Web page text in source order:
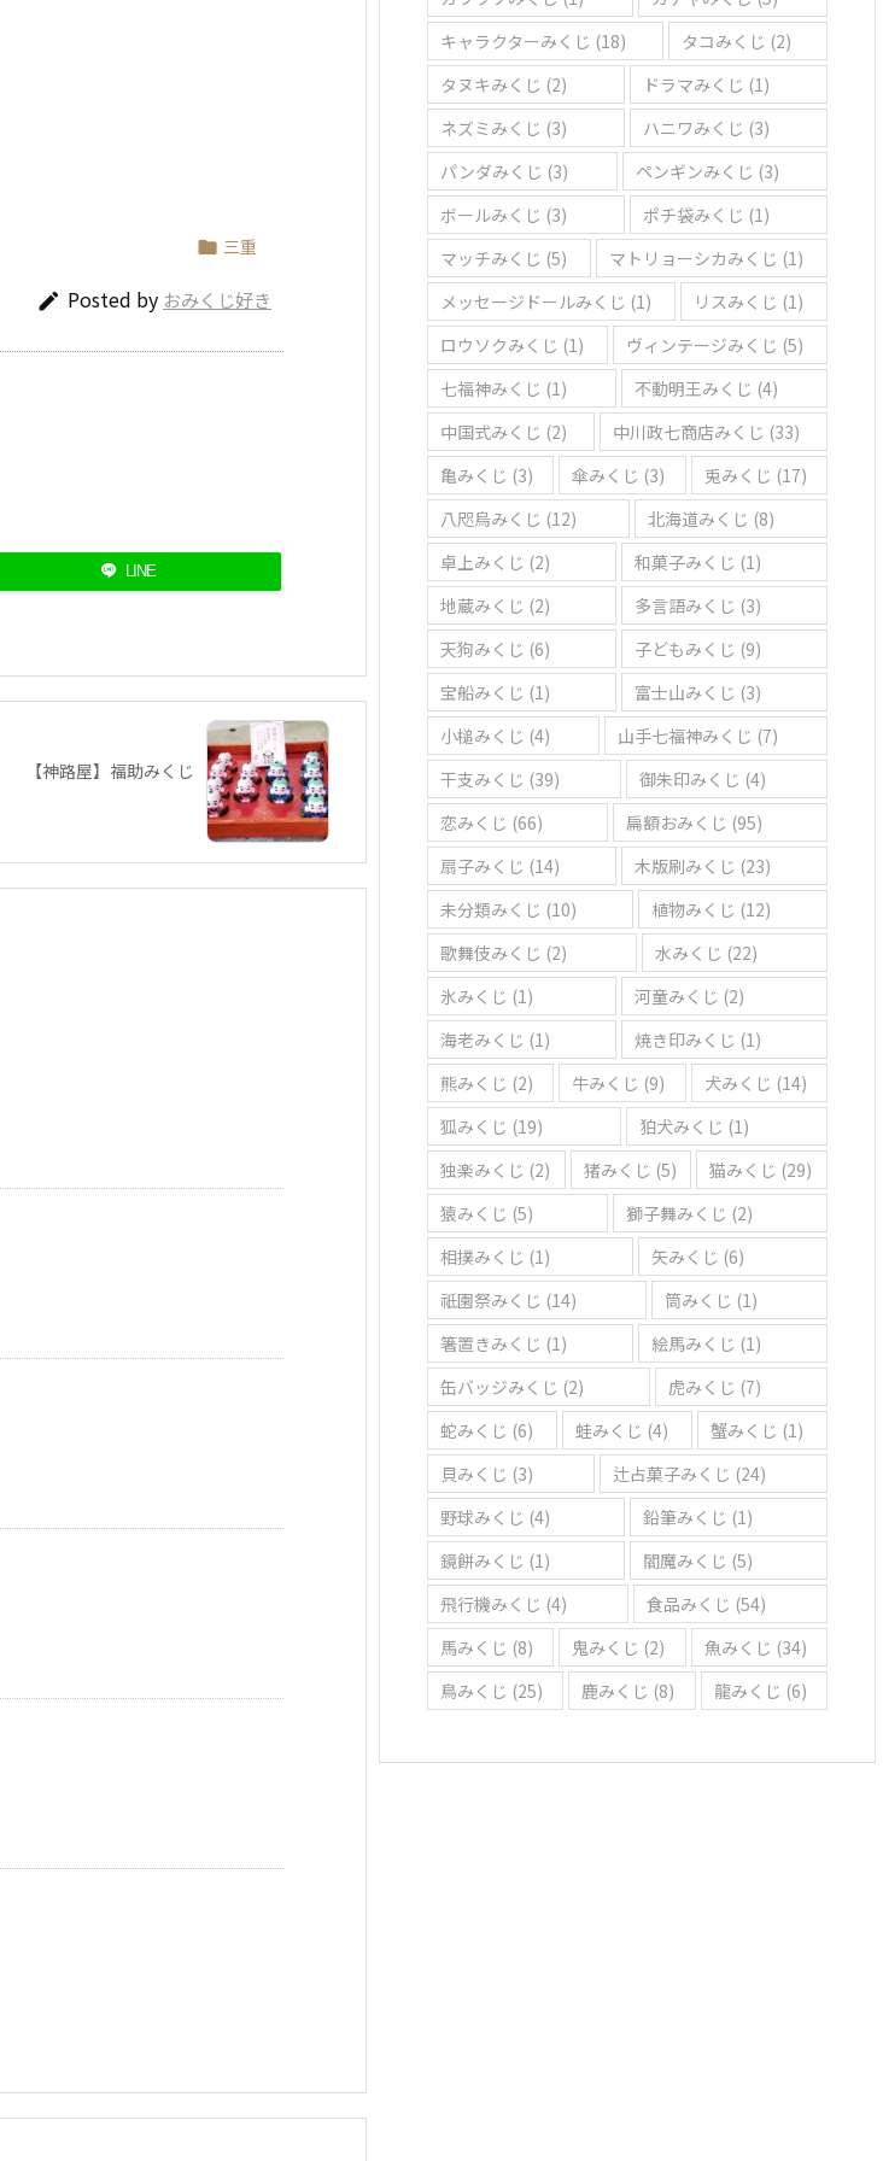
 三重
 Posted by おみくじ好き
LINE
【神路屋】福助みくじ
キャラクターみくじ (18) タコみくじ (2)
タヌキみくじ (2) ドラマみくじ (1)
ネズミみくじ (3) ハニワみくじ (3)
パンダみくじ (3) ペンギンみくじ (3)
ボールみくじ (3) ポチ袋みくじ (1)
マッチみくじ (5) マトリョーシカみくじ (1)
メッセージドールみくじ (1) リスみくじ (1)
ロウソクみくじ (1) ヴィンテージみくじ (5)
七福神みくじ (1) 不動明王みくじ (4)
中国式みくじ (2) 中川政七商店みくじ (33)
亀みくじ (3) 傘みくじ (3) 兎みくじ (17)
八咫烏みくじ (12) 北海道みくじ (8)
卓上みくじ (2) 和菓子みくじ (1)
地蔵みくじ (2) 多言語みくじ (3)
天狗みくじ (6) 子どもみくじ (9)
宝船みくじ (1) 富士山みくじ (3)
小槌みくじ (4) 山手七福神みくじ (7)
干支みくじ (39) 御朱印みくじ (4)
恋みくじ (66) 扁額おみくじ (95)
扇子みくじ (14) 木版刷みくじ (23)
未分類みくじ (10) 植物みくじ (12)
歌舞伎みくじ (2) 水みくじ (22)
氷みくじ (1) 河童みくじ (2)
海老みくじ (1) 焼き印みくじ (1)
熊みくじ (2) 牛みくじ (9) 犬みくじ (14)
狐みくじ (19) 狛犬みくじ (1)
独楽みくじ (2) 猪みくじ (5) 猫みくじ (29)
猿みくじ (5) 獅子舞みくじ (2)
相撲みくじ (1) 矢みくじ (6)
祇園祭みくじ (14) 筒みくじ (1)
箸置きみくじ (1) 絵馬みくじ (1)
缶バッジみくじ (2) 虎みくじ (7)
蛇みくじ (6) 蛙みくじ (4) 蟹みくじ (1)
貝みくじ (3) 辻占菓子みくじ (24)
野球みくじ (4) 鉛筆みくじ (1)
鏡餅みくじ (1) 閻魔みくじ (5)
飛行機みくじ (4) 食品みくじ (54)
馬みくじ (8) 鬼みくじ (2) 魚みくじ (34)
鳥みくじ (25) 鹿みくじ (8) 龍みくじ (6)